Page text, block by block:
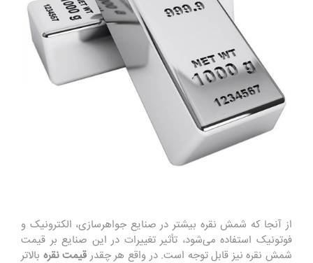
از آنجا که شمش نقره بیشتر در صنایع جواهرسازی، الکترونیک و
فوتونیک استفاده می‌شود، تأثیر تغییرات در این صنایع بر قیمت
شمش نقره نیز قابل توجه است. در واقع هر چقدر قیمت نقره بالاتر